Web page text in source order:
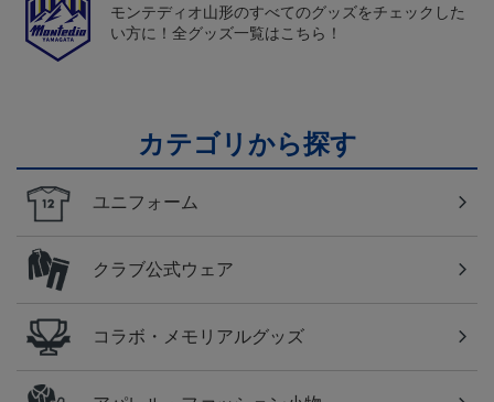
モンテディオ山形のすべてのグッズをチェックした
い方に！全グッズ一覧はこちら！
カテゴリから探す
ユニフォーム
クラブ公式ウェア
コラボ・メモリアルグッズ